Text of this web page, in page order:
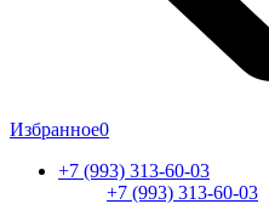
Избранное0
+7 (993) 313-60-03
+7 (993) 313-60-03